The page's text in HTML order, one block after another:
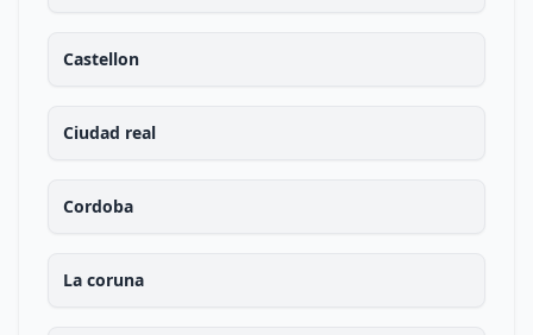
Castellon
Ciudad real
Cordoba
La coruna